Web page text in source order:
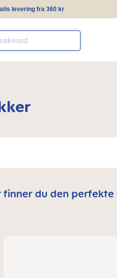
levering fra 360 kr
du den